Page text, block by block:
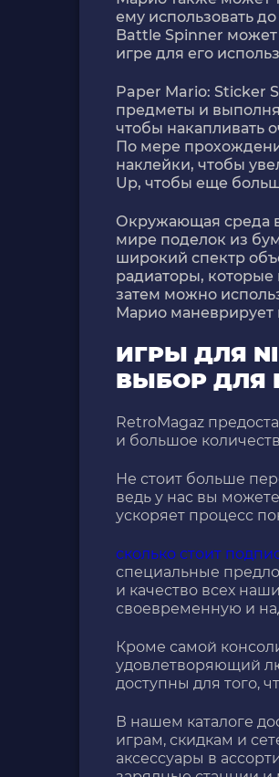
ему использовать
Battle Spinner может
игре для его
Paper Mario: Sticker
предметы и
чтобы накапливать
По мере
наклейки, чтобы
Up, чтобы еще
Окружающая среда
мире поделок из
широкий спектр
радиаторы,
затем можно
Марио маневрирует
ИГРЫ ДЛЯ
ВЫБОР ДЛЯ
RetroMagaz
и большое
Не стоит больше
ведь у нас вы
ускоряет процесс
сколько стоит
специальные
и качество всех
своевременную и
Кроме самой
удовлетворяющий
доступны для того,
В нашем каталоге
играм, скидкам и
аксессуары в